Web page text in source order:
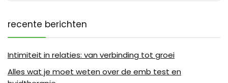
recente berichten
Intimiteit in relaties: van verbinding tot groei
Alles wat je moet weten over de emb test en